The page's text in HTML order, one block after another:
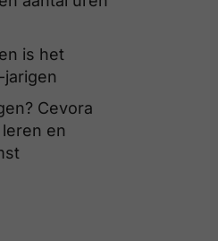
is het
Cevora
en